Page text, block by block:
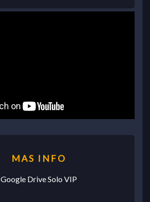
Google Drive Solo VIP